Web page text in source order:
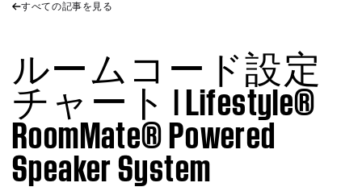
すべての記事を見る
ルームコード設定
チャート | Lifestyle®
RoomMate® Powered
Speaker System